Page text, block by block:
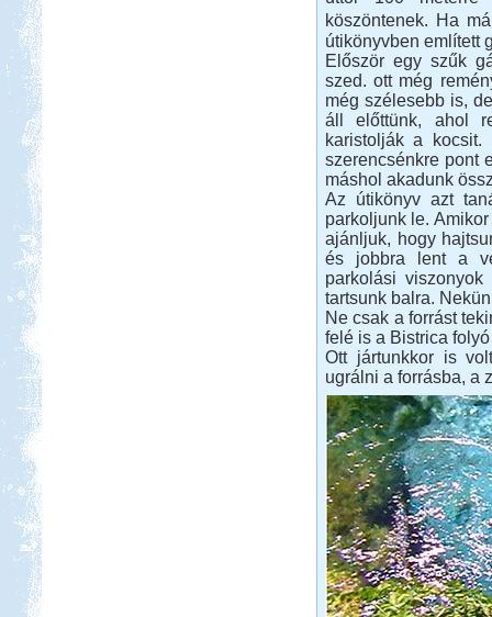
köszöntenek. Ha
útikönyvben említett
Először egy szűk
szed. ott még
még szélesebb is,
áll előttünk, ahol
karistolják a
szerencsénkre pont
máshol akadunk
Az útikönyv azt
parkoljunk le.
ajánljuk, hogy
és jobbra lent a
parkolási
tartsunk balra.
Ne csak a forrást
felé is a Bistrica
Ott jártunkkor is
ugrálni a forrásba, a